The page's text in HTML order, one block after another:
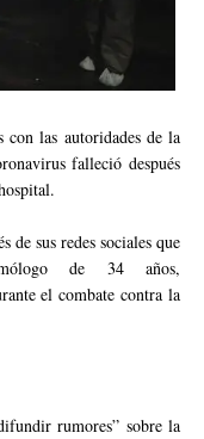
las autoridades de la
falleció después
sus redes sociales que
de 34 años,
el combate contra la
rumores” sobre la